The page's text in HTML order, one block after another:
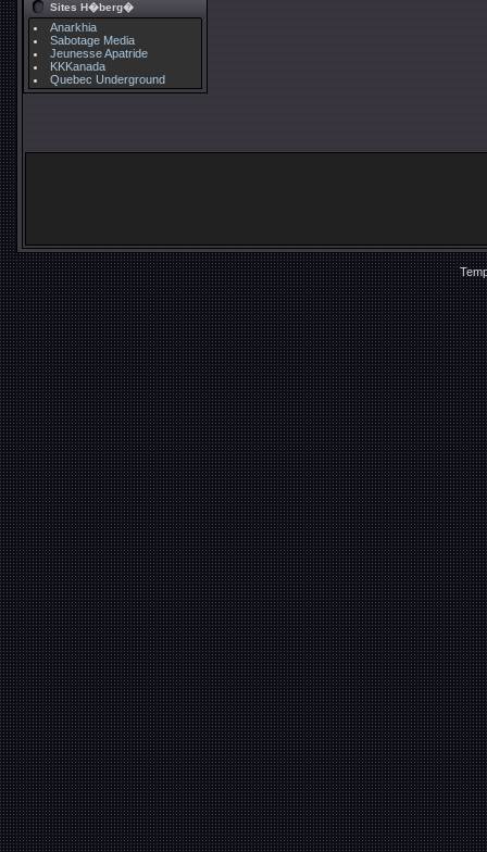
Sites H�berg�
Anarkhia
Sabotage Media
Jeunesse Apatride
KKKanada
Quebec Underground